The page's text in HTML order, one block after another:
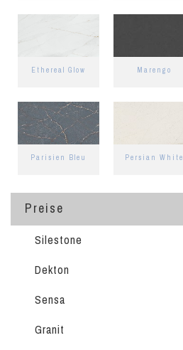
Ethereal Glow Marengo
Parisien Bleu Persian White
Preise
Silestone
Dekton
Sensa
Granit